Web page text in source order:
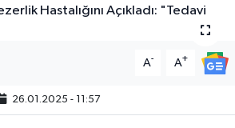
A- A+
26.01.2025 - 11:57